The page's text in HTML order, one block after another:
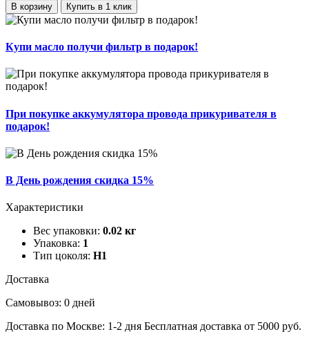
В корзину Купить в 1 клик
Купи масло получи фильтр в подарок!
При покупке аккумулятора провода прикуривателя в
подарок!
В День рождения скидка 15%
Характеристики
Вес упаковки: 0.02 кг
Упаковка: 1
Тип цоколя: H1
Доставка
Самовывоз: 0 дней
Доставка по Москве: 1-2 дня Бесплатная доставка от 5000 руб.